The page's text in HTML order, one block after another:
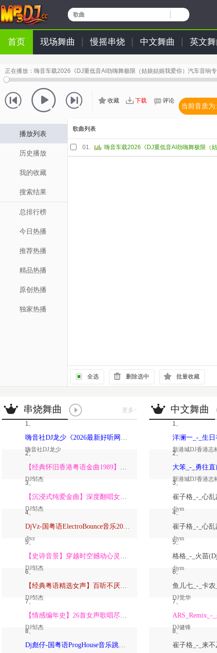
歌曲
首页 现场舞曲 慢摇串烧 中文舞曲 英文
正在播放： 嗨音车载2026《DJ重低音AI劲嗨舞极限（姑娘姑娘我爱你）汽车音响
收藏 下载 评论
当前音质为:
播放列表
历史播放
我的收藏
搜索结果
总排行榜
今日热播
推荐热播
精品热播
原创热播
独家热播
歌曲列表
01.
全选 删除选中 批量收藏
串烧舞曲 更多>
1、
嗨音社DJ龙少《2026最新好听网络伤感歌曲推荐·深爱过的人一生惦记》
嗨音社DJ龙少
2、
【经典怀旧香港粤语金曲1989】高潮版【DJ邹杰】
DJ邹杰
3、
【沉浸式纯爱金曲】深度翻唱女声版【DJ邹杰】_
DJ邹杰
4、
DjVz-国粤语ElectroBounce音乐2026讲不出再见怀旧版蹦迪跳舞大碟
djvz
5、
【史诗音景】穿越时空撼动心灵的管弦乐【DJ邹杰】
DJ邹杰
6、
【经典粤语精选女声】百听不厌深度翻唱版【DJ邹杰】_
DJ邹杰
7、
【情感编年史】26首女声歌唱尽从暗恋到放下的全部【DJ邹杰】
DJ邹杰
8、
Dj彪仔-国粤语ProgHouse音乐跳舞街vs心要让你听见串烧Vol.39
中文舞曲
1、
新港城DJ香港志
2、
新港城DJ香港志
3、
djym
4、
djym
5、
djym
6、
DJ觉华
7、
DJ健锋
8、